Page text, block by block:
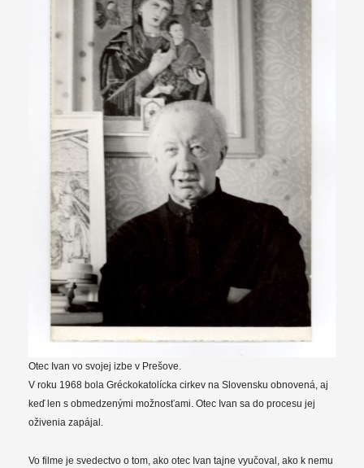
Otec Ivan vo svojej izbe v Prešove.
V roku 1968 bola Gréckokatolícka cirkev na Slovensku obnovená, aj
keď len s obmedzenými možnosťami. Otec Ivan sa do procesu jej
oživenia zapájal.
Vo filme je svedectvo o tom, ako otec Ivan tajne vyučoval, ako k nemu